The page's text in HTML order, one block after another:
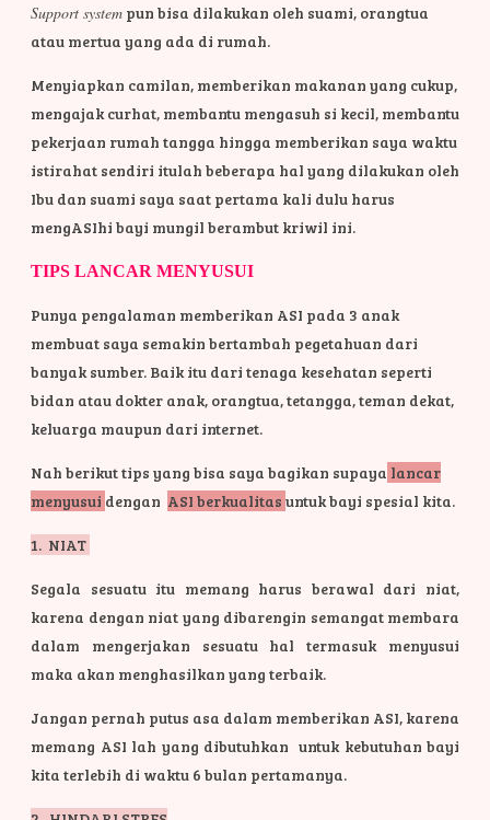
Support system pun bisa dilakukan oleh suami, orangtua
atau mertua yang ada di rumah.
Menyiapkan camilan, memberikan makanan yang cukup,
mengajak curhat, membantu mengasuh si kecil, membantu
pekerjaan rumah tangga hingga memberikan saya waktu
istirahat sendiri itulah beberapa hal yang dilakukan oleh
Ibu dan suami saya saat pertama kali dulu harus
mengASIhi bayi mungil berambut kriwil ini.
TIPS LANCAR MENYUSUI
Punya pengalaman memberikan ASI pada 3 anak
membuat saya semakin bertambah pegetahuan dari
banyak sumber. Baik itu dari tenaga kesehatan seperti
bidan atau dokter anak, orangtua, tetangga, teman dekat,
keluarga maupun dari internet.
Nah berikut tips yang bisa saya bagikan supaya lancar
menyusui dengan ASI berkualitas untuk bayi spesial kita.
1. NIAT
Segala sesuatu itu memang harus berawal dari niat,
karena dengan niat yang dibarengin semangat membara
dalam mengerjakan sesuatu hal termasuk menyusui
maka akan menghasilkan yang terbaik.
Jangan pernah putus asa dalam memberikan ASI, karena
memang ASI lah yang dibutuhkan untuk kebutuhan bayi
kita terlebih di waktu 6 bulan pertamanya.